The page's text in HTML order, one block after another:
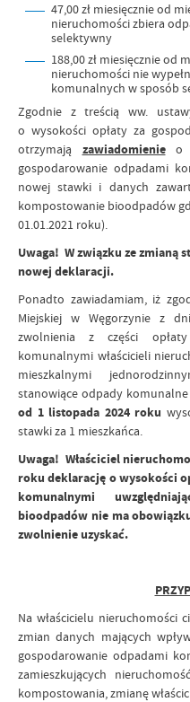
47,00 zł miesięcznie od
nieruchomości zbiera
selektywny
188,00 zł miesięcznie od
nieruchomości nie
komunalnych w sposób
Zgodnie z treścią ww.
o wysokości opłaty za
otrzymają zawiadomienieo
gospodarowanie odpadami
nowej stawki i danych
kompostowanie bioodpadów
01.01.2021 roku).
Uwaga! W związku ze zmianą
nowej deklaracji.
Ponadto zawiadamiam, iż
Miejskiej w Węgorzynie z
zwolnienia z części
komunalnymi właścicieli
mieszkalnymi
stanowiące odpady
od 1 listopada 2024 roku
stawki za 1 mieszkańca.
Uwaga! Właściciel
roku deklarację o wysokości
komunalnymi
bioodpadów nie ma
zwolnienie uzyskać.
Na właścicielu nieruchomości
zmian danych mających
gospodarowanie odpadami
zamieszkujących
kompostowania, zmianę